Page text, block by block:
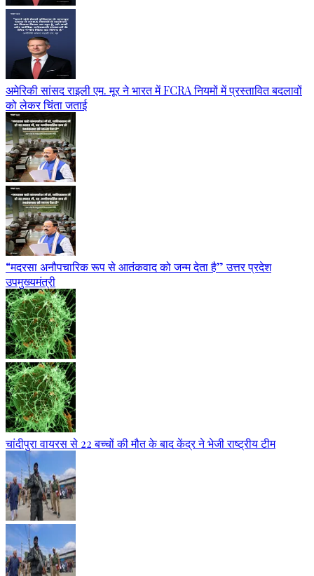
अमेरिकी सांसद राइली एम. मूर ने भारत में FCRA नियमों में प्रस्तावित बदलावों
को लेकर चिंता जताई
“मदरसा अनौपचारिक रूप से आतंकवाद को जन्म देता है” उत्तर प्रदेश
उपमुख्यमंत्री
चांदीपुरा वायरस से 22 बच्चों की मौत के बाद केंद्र ने भेजी राष्ट्रीय टीम